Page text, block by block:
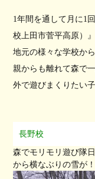
1年間を通して月に1
校上田市菅平高原）』
地元の様々な学校か
親からも離れて森で
外で遊びまくりたい
長野校
森でモリモリ遊び隊
から横なぶりの雪が